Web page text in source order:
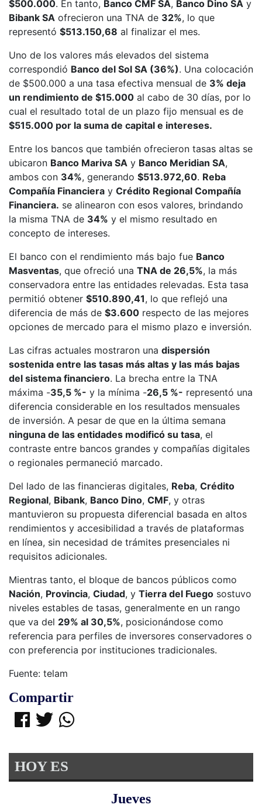
$500.000. En tanto, Banco CMF SA, Banco Dino SA y
Bibank SA ofrecieron una TNA de 32%, lo que
representó $513.150,68 al finalizar el mes.
Uno de los valores más elevados del sistema
correspondió Banco del Sol SA (36%). Una colocación
de $500.000 a una tasa efectiva mensual de 3% deja
un rendimiento de $15.000 al cabo de 30 días, por lo
cual el resultado total de un plazo fijo mensual es de
$515.000 por la suma de capital e intereses.
Entre los bancos que también ofrecieron tasas altas se
ubicaron Banco Mariva SA y Banco Meridian SA,
ambos con 34%, generando $513.972,60. Reba
Compañía Financiera y Crédito Regional Compañía
Financiera. se alinearon con esos valores, brindando
la misma TNA de 34% y el mismo resultado en
concepto de intereses.
El banco con el rendimiento más bajo fue Banco
Masventas, que ofreció una TNA de 26,5%, la más
conservadora entre las entidades relevadas. Esta tasa
permitió obtener $510.890,41, lo que reflejó una
diferencia de más de $3.600 respecto de las mejores
opciones de mercado para el mismo plazo e inversión.
Las cifras actuales mostraron una dispersión
sostenida entre las tasas más altas y las más bajas
del sistema financiero. La brecha entre la TNA
máxima -35,5 %- y la mínima -26,5 %- representó una
diferencia considerable en los resultados mensuales
de inversión. A pesar de que en la última semana
ninguna de las entidades modificó su tasa, el
contraste entre bancos grandes y compañías digitales
o regionales permaneció marcado.
Del lado de las financieras digitales, Reba, Crédito
Regional, Bibank, Banco Dino, CMF, y otras
mantuvieron su propuesta diferencial basada en altos
rendimientos y accesibilidad a través de plataformas
en línea, sin necesidad de trámites presenciales ni
requisitos adicionales.
Mientras tanto, el bloque de bancos públicos como
Nación, Provincia, Ciudad, y Tierra del Fuego sostuvo
niveles estables de tasas, generalmente en un rango
que va del 29% al 30,5%, posicionándose como
referencia para perfiles de inversores conservadores o
con preferencia por instituciones tradicionales.
Fuente: telam
Compartir
HOY ES
Jueves